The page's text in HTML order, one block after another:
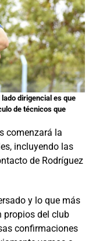
dirigencial es que
de técnicos que
comenzará la
incluyendo las
de Rodríguez
y lo que más
propios del club
confirmaciones